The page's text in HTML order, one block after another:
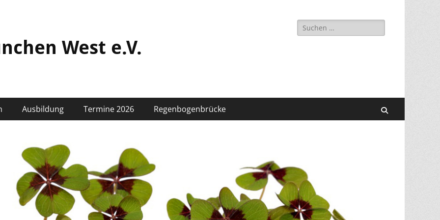
West e.V.
Suchen
nach:
Ausbildung Termine 2026 Regenbogenbrücke